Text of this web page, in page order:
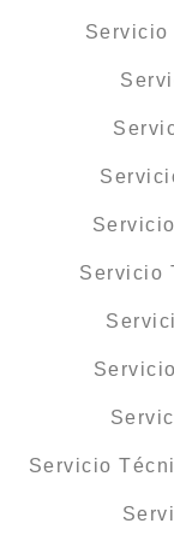
Servicio
Servicio